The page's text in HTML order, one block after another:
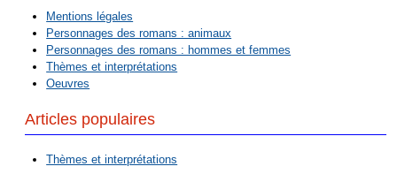
Mentions légales
Personnages des romans : animaux
Personnages des romans : hommes et femmes
Thèmes et interprétations
Oeuvres
Articles populaires
Thèmes et interprétations